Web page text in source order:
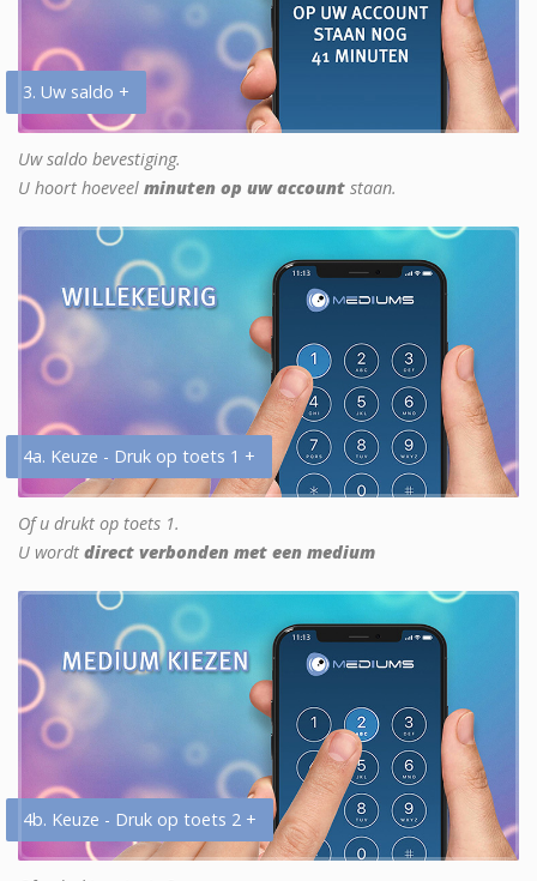
3. Uw saldo +
Uw saldo bevestiging.
U hoort hoeveel minuten op uw account staan.
4a. Keuze - Druk op toets 1 +
Of u drukt op toets 1.
U wordt direct verbonden met een medium
4b. Keuze - Druk op toets 2 +